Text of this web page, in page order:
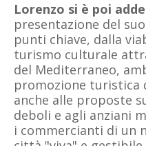
Lorenzo si è poi
presentazione del
punti chiave, dalla
turismo culturale
del Mediterraneo,
promozione turistica
anche alle proposte
deboli e agli anziani
i commercianti di un